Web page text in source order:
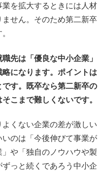
を拡大するときには人材
せん。そのため第二新卒
先は「優良な中小企業」
になります。ポイントは
です。既卒なら第二新卒の
こまで難しくないです。
くない企業の差が激しい
のは「今後伸びて事業が
や「独自のノウハウや製
っと続くであろう中小企